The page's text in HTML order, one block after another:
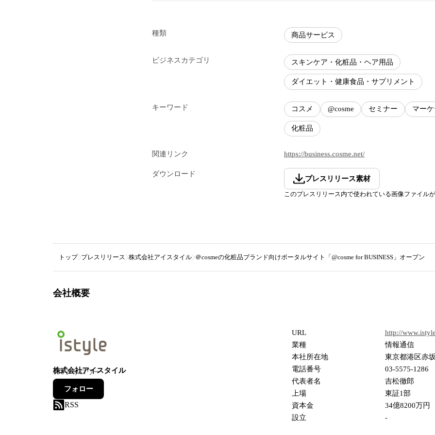
種類 商品サービス
ビジネスカテゴリ スキンケア・化粧品・ヘア用品
ダイエット・健康食品・サプリメント
キーワード コスメ @cosme セミナー マー
化粧品
関連リンク https://business.cosme.net/
ダウンロード
プレスリリース素材
このプレスリリース内で使われている画像ファイル
トップ プレスリリース 株式会社アイスタイル ＠cosmeの化粧品ブランド向けポータルサイト「@cosme for BUSINESS」オープン
会社概要
株式会社アイスタイル
130フォロワー
フォロー
RSS
URL
http://
業種
情報通信
本社所在地
東京都港区赤
電話番号
03-5575-1286
代表者名
吉松徹郎
上場
東証1部
資本金
34億8200万円
設立
-